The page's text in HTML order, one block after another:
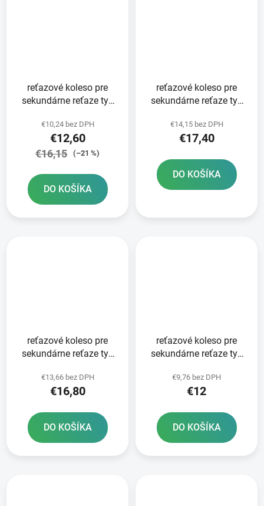
reťazové koleso pre
sekundárne reťaze typ
€10,24 bez DPH
€12,60
€16,15 (–21 %)
DO KOŠÍKA
reťazové koleso pre
sekundárne reťaze typ
zubov
€14,15 bez DPH
€17,40
DO KOŠÍKA
reťazové koleso pre
sekundárne reťaze typ
zubov
€13,66 bez DPH
€16,80
DO KOŠÍKA
reťazové koleso pre
sekundárne reťaze typ
zubov
€9,76 bez DPH
€12
DO KOŠÍKA